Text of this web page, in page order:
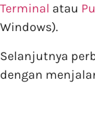
Terminal atau
Windows).
Selanjutnya
dengan